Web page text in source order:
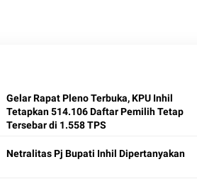
Gelar Rapat Pleno Terbuka, KPU Inhil
Tetapkan 514.106 Daftar Pemilih Tetap
Tersebar di 1.558 TPS
Netralitas Pj Bupati Inhil Dipertanyakan